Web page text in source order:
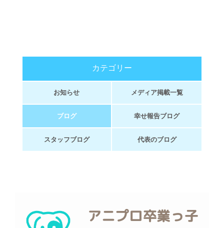
カテゴリー
お知らせ メディア掲載一覧
ブログ 幸せ報告ブログ
スタッフブログ 代表のブログ
アニプロ卒業っ子